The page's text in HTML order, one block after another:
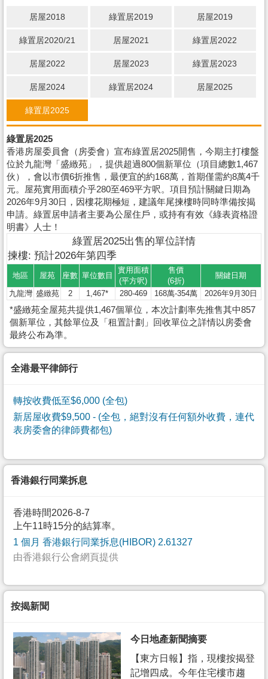
居屋2018 綠置居2019 居屋2019
綠置居2020/21 居屋2021 綠置居2022
居屋2022 居屋2023 綠置居2023
居屋2024 綠置居2024 居屋2025
綠置居2025
綠置居2025
香港房屋委員會（房委會）宣布綠置居2025開售，今期主打樓盤
位於九龍灣「盛緻苑」，提供超過800個新單位（項目總數1,467
伙），會以市價6折推售，最便宜的約168萬，首期僅需約8萬4千
元。屋苑實用面積介乎280至469平方呎。項目預計關鍵日期為
2026年9月30日，因樓花期極短，建議年尾揀樓時同時準備按揭
申請。綠置居申請者主要為公屋住戶，或持有有效《綠表資格證
明書》人士！
綠置居2025出售的單位詳情
揀樓: 預計2026年第四季
地區 屋苑 座數 單位數目
實用面積
(平方呎)
售價
(6折)
關鍵日期
九龍灣 盛緻苑 2 1,467* 280-469 168萬-354萬 2026年9月30日
*盛緻苑全屋苑共提供1,467個單位，本次計劃率先推售其中857
個新單位，其餘單位及「租置計劃」回收單位之詳情以房委會
最終公布為準。
全港最平律師行
轉按收費低至$6,000 (全包)
新居屋收費$9,500 - (全包，絕對沒有任何額外收費，連代
表房委會的律師費都包)
香港銀行同業拆息
香港時間2026-8-7
上午11時15分的結算率。
1 個月 香港銀行同業拆息(HIBOR) 2.61327
由香港銀行公會網頁提供
按揭新聞
今日地產新聞摘要
【東方日報】指，現樓按揭登
記增四成。今年住宅樓市趨